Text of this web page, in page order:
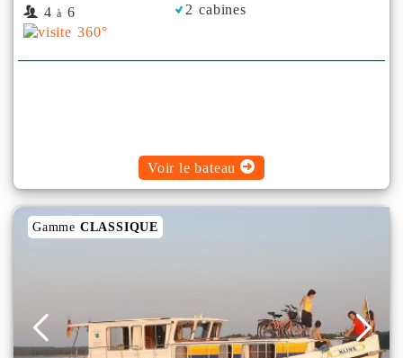
4 à 6 2 cabines
Voir le bateau
Gamme CLASSIQUE